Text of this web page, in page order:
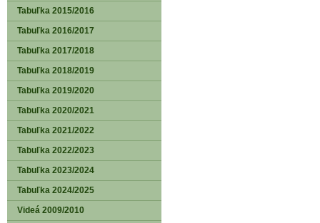
Tabuľka 2015/2016
Tabuľka 2016/2017
Tabuľka 2017/2018
Tabuľka 2018/2019
Tabuľka 2019/2020
Tabuľka 2020/2021
Tabuľka 2021/2022
Tabuľka 2022/2023
Tabuľka 2023/2024
Tabuľka 2024/2025
Videá 2009/2010